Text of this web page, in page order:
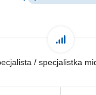
/ specjalistka